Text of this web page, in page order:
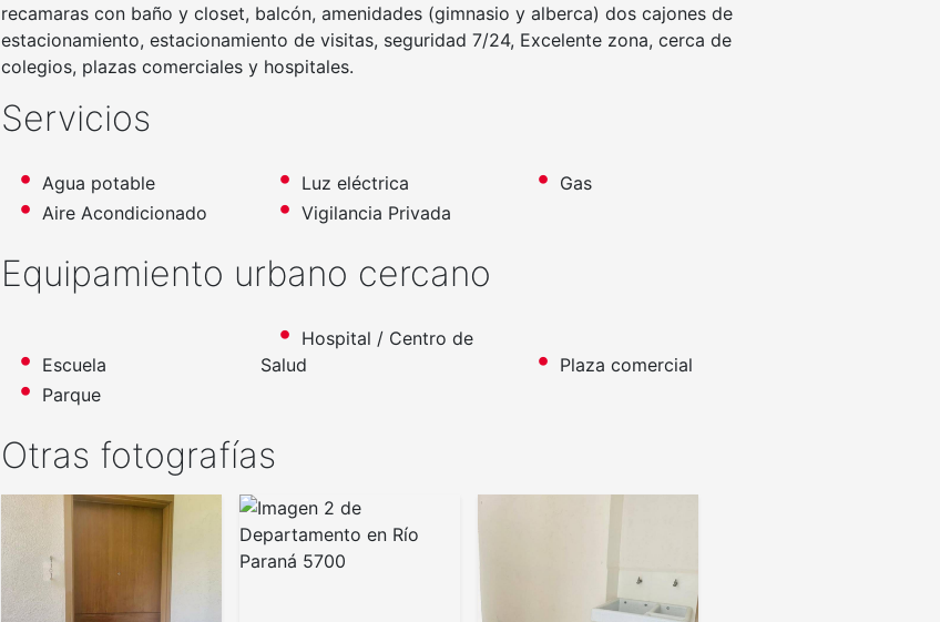
recamaras con baño y closet, balcón, amenidades (gimnasio y alberca) dos cajones de
estacionamiento, estacionamiento de visitas, seguridad 7/24, Excelente zona, cerca de
colegios, plazas comerciales y hospitales.
Servicios
Agua potable Luz eléctrica
Gas
Aire Acondicionado
Vigilancia Privada
Equipamiento urbano cercano
Escuela
Hospital / Centro de
Salud
Plaza comercial
Parque
Otras fotografías